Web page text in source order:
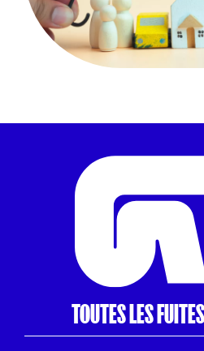
TOUTESLES FUITES